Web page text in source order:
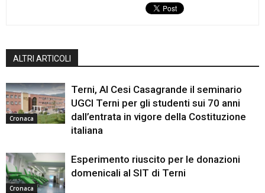
ALTRI ARTICOLI
Cronaca
Terni, Al Cesi Casagrande il seminario
UGCI Terni per gli studenti sui 70 anni
dall’entrata in vigore della Costituzione
italiana
Cronaca
Esperimento riuscito per le donazioni
domenicali al SIT di Terni